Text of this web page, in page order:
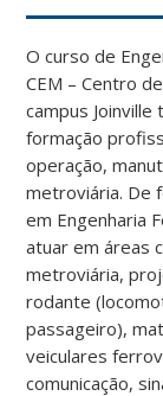
O curso de
CEM – Centro
campus
formação
operação,
metroviária. De
em Engenharia
atuar em áreas
metroviária,
rodante
passageiro),
veiculares
comunicação,